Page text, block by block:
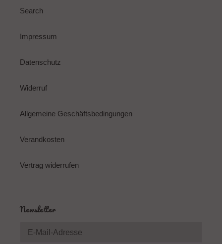
Search
Impressum
Datenschutz
Widerruf
Allgemeine Geschäftsbedingungen
Verandkosten
Vertrag widerrufen
Newsletter